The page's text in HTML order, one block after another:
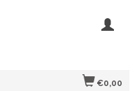
€0,00